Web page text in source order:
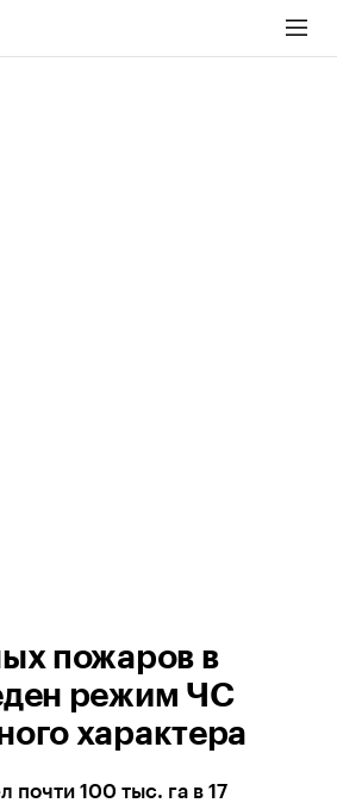
пожаров в
режим ЧС
характера
100 тыс. га в 17